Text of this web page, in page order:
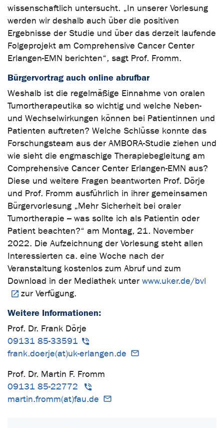
wissenschaftlich untersucht. „In unserer Vorlesung
werden wir deshalb auch über die positiven
Ergebnisse der Studie und über das derzeit laufende
Folgeprojekt am Comprehensive Cancer Center
Erlangen-EMN berichten“, sagt Prof. Fromm.
Bürgervortrag auch online abrufbar
Weshalb ist die regelmäßige Einnahme von oralen
Tumortherapeutika so wichtig und welche Neben-
und Wechselwirkungen können bei Patientinnen und
Patienten auftreten? Welche Schlüsse konnte das
Forschungsteam aus der AMBORA-Studie ziehen und
wie sieht die engmaschige Therapiebegleitung am
Comprehensive Cancer Center Erlangen-EMN aus?
Diese und weitere Fragen beantworten Prof. Dörje
und Prof. Fromm ausführlich in ihrer gemeinsamen
Bürgervorlesung „Mehr Sicherheit bei oraler
Tumortherapie – was sollte ich als Patientin oder
Patient beachten?“ am Montag, 21. November
2022. Die Aufzeichnung der Vorlesung steht allen
Interessierten ca. eine Woche nach der
Veranstaltung kostenlos zum Abruf und zum
Download in der Mediathek unter www.uker.de/bvl
zur Verfügung.
Weitere Informationen:
Prof. Dr. Frank Dörje
09131 85-33591
frank.doerje(at)uk-erlangen.de
Prof. Dr. Martin F. Fromm
09131 85-22772
martin.fromm(at)fau.de